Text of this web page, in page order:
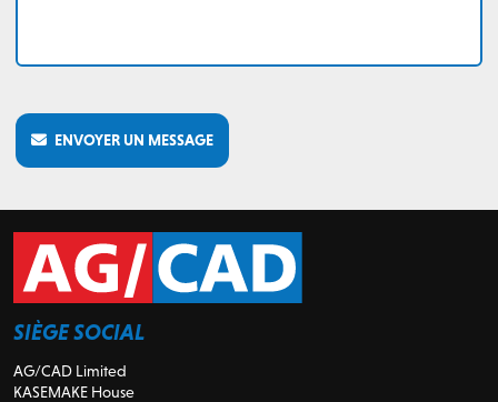
ENVOYER UN MESSAGE
SIÈGE SOCIAL
AG/CAD Limited
KASEMAKE House